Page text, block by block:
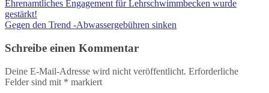
Ehrenamtliches Engagement für Lehrschwimmbecken wurde
gestärkt!
Gegen den Trend -Abwassergebühren sinken
Schreibe einen Kommentar
Deine E-Mail-Adresse wird nicht veröffentlicht. Erforderliche
Felder sind mit * markiert